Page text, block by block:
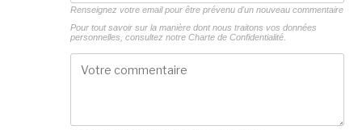
Renseignez votre email pour être prévenu d'un nouveau commentaire
Pour tout savoir sur la manière dont nous traitons vos données
personnelles, consultez notre Charte de Confidentialité.